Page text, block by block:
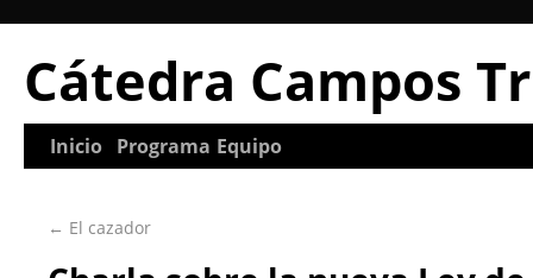
Cátedra Campos
Inicio Programa Equipo
← El cazador